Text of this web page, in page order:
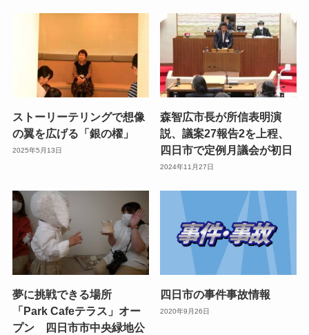
ストーリーテリングで想像
の翼を広げる「銀の櫂」
2025年5月13日
森智広市長が所信表明演
説、議案27報告2を上程、
四日市で定例月議会が初日
2024年11月27日
夢に挑戦できる場所
「Park Cafeテラス」オー
プン 四日市市中央緑地公
四日市の事件事故情報
2020年9月26日